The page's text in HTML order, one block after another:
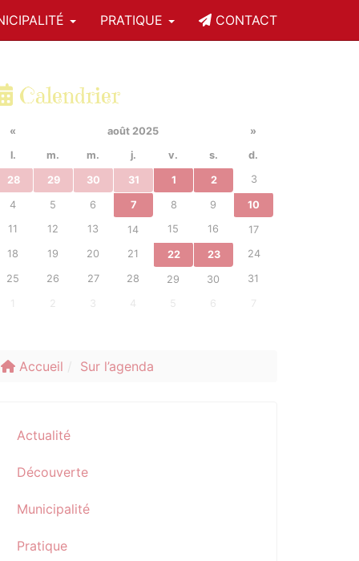
PRATIQUE CONTACT
Calendrier
« août 2025
»
l.
m. m. j. v. s. d.
28 29 30 31 1 2 3
4 5 6 7 8 9
10
11
12 13 14 15 16
17
18
19 20 21 22 23 24
25 26 27 28 29 30 31
1 2 3 4 5 6 7
Accueil Sur l’agenda
Actualité
Découverte
Municipalité
Pratique